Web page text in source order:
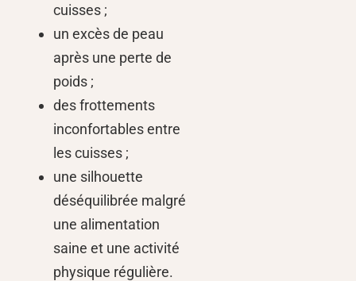
cuisses ;
un excès de peau
après une perte de
poids ;
des frottements
inconfortables entre
les cuisses ;
une silhouette
déséquilibrée malgré
une alimentation
saine et une activité
physique régulière.